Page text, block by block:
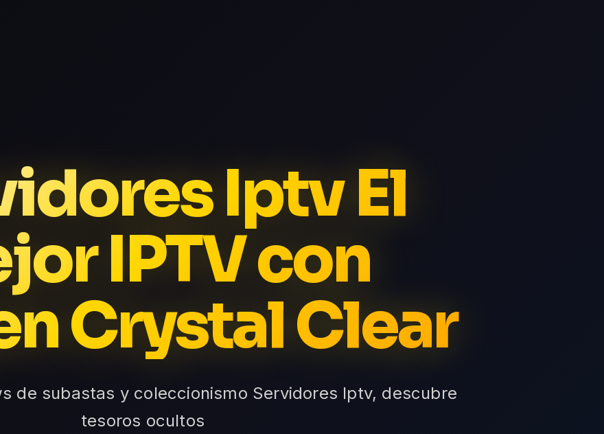
Iptv El
IPTV con
Crystal Clear
de subastas y coleccionismo Servidores Iptv, descubre
tesoros ocultos